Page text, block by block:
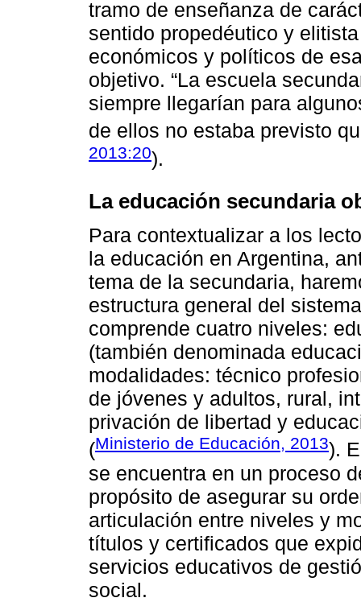
tramo de enseñanza de
sentido propedéutico y
económicos y políticos de
objetivo. “La escuela
siempre llegarían para
de ellos no estaba previsto
2013:20).
La educación secundaria
Para contextualizar a los
la educación en Argentina,
tema de la secundaria,
estructura general del
comprende cuatro niveles:
(también denominada
modalidades: técnico
de jóvenes y adultos, rural,
privación de libertad y
(Ministerio de Educación, 2013).
se encuentra en un proceso
propósito de asegurar su
articulación entre niveles y
títulos y certificados que
servicios educativos de
social.